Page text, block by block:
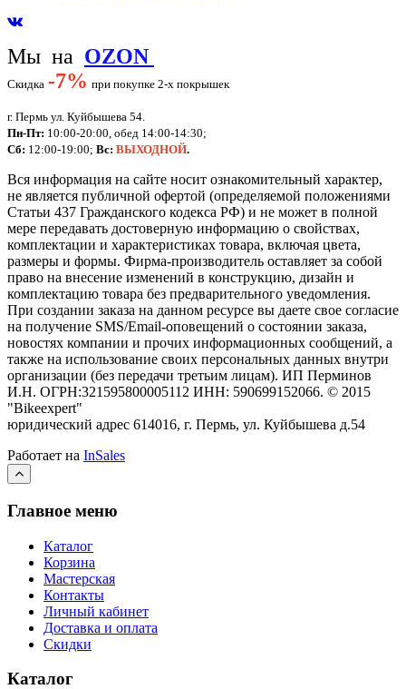
Мы на OZON
Скидка -7% при покупке 2-х покрышек
г. Пермь ул. Куйбышева 54.
Пн-Пт: 10:00-20:00, обед 14:00-14:30;
Сб: 12:00-19:00; Вс: ВЫХОДНОЙ.
Вся информация на сайте носит ознакомительный характер,
не является публичной офертой (определяемой положениями
Статьи 437 Гражданского кодекса РФ) и не может в полной
мере передавать достоверную информацию о свойствах,
комплектации и характеристиках товара, включая цвета,
размеры и формы. Фирма-производитель оставляет за собой
право на внесение изменений в конструкцию, дизайн и
комплектацию товара без предварительного уведомления.
При создании заказа на данном ресурсе вы даете свое согласие
на получение SMS/Email-оповещений о состоянии заказа,
новостях компании и прочих информационных сообщений, а
также на использование своих персональных данных внутри
организации (без передачи третьим лицам). ИП Перминов
И.Н. ОГРН:321595800005112 ИНН: 590699152066. © 2015
"Bikeexpert"
юридический адрес 614016, г. Пермь, ул. Куйбышева д.54
Работает на InSales
Главное меню
Каталог
Корзина
Мастерская
Контакты
Личный кабинет
Доставка и оплата
Скидки
Каталог